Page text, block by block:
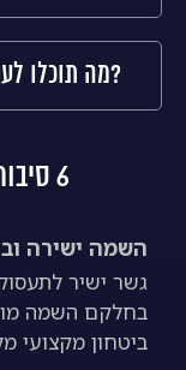
מה תוכלו לעשות בסיום התואר?
6 סיבות ללמוד במכללת אורנ'ס
השמה ישירה
גשר ישיר
בחלקם השמה
ביטחון מקצועי